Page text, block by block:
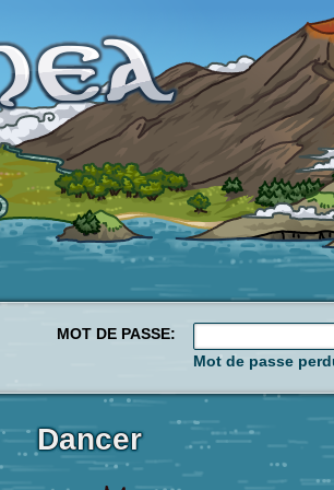
MOT DE PASSE:
Mot de passe
Dancer